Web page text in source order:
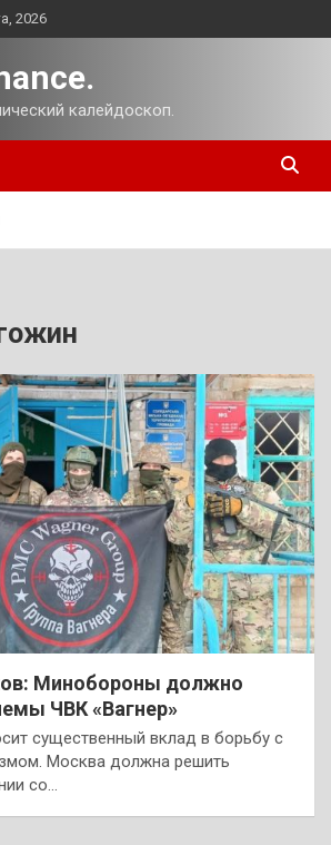
2026
калейдоскоп.
Минобороны должно
ЧВК «Вагнер»
существенный вклад в борьбу с
Москва должна решить
со…